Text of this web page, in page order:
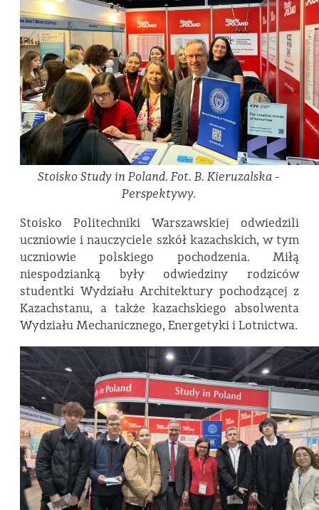
Stoisko Study in Poland. Fot. B. Kieruzalska -
Perspektywy.
Stoisko Politechniki Warszawskiej odwiedzili
uczniowie i nauczyciele szkół kazachskich, w tym
uczniowie polskiego pochodzenia. Miłą
niespodzianką były odwiedziny rodziców
studentki Wydziału Architektury pochodzącej z
Kazachstanu, a także kazachskiego absolwenta
Wydziału Mechanicznego, Energetyki i Lotnictwa.